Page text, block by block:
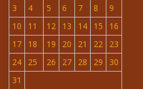
3
4 5 6 7 8
9
10
11 12 13 14 15
16
17
18 19 20 21 22
23
24
25 26 27 28 29
30
31